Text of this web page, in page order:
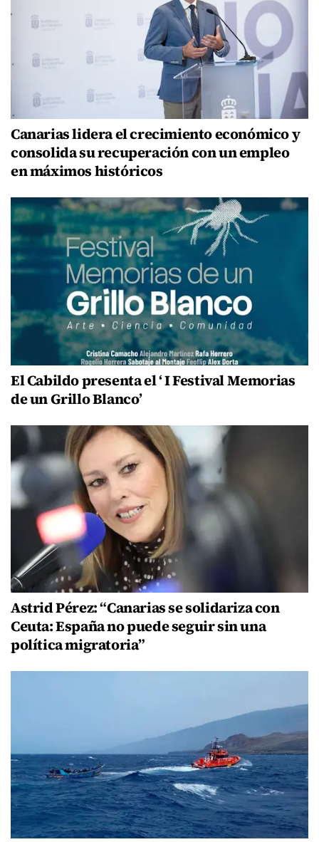
Canarias lidera el crecimiento económico y
consolida su recuperación con un empleo
en máximos históricos
El Cabildo presenta el ‘ I Festival Memorias
de un Grillo Blanco’
Astrid Pérez: “Canarias se solidariza con
Ceuta: España no puede seguir sin una
política migratoria”